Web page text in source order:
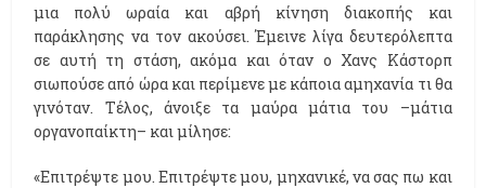
μια πολύ ωραία και αβρή κίνηση διακοπής και
παράκλησης να τον ακούσει. Έμεινε λίγα δευτερόλεπτα
σε αυτή τη στάση, ακόμα και όταν ο Χανς Κάστορπ
σιωπούσε από ώρα και περίμενε με κάποια αμηχανία τι θα
γινόταν. Τέλος, άνοιξε τα μαύρα μάτια του –μάτια
οργανοπαίκτη– και μίλησε:
«Επιτρέψτε μου. Επιτρέψτε μου, μηχανικέ, να σας πω και